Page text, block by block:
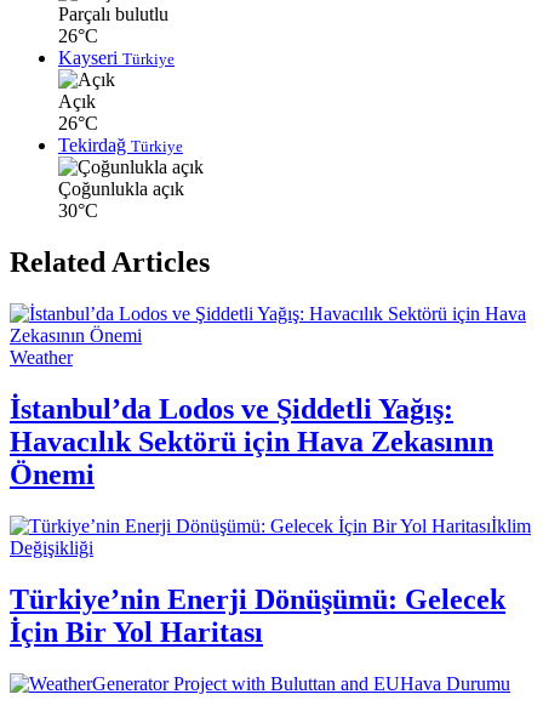
Parçalı bulutlu
26°C
Kayseri Türkiye
Açık
26°C
Tekirdağ Türkiye
Çoğunlukla açık
30°C
Related Articles
Weather
İstanbul’da Lodos ve Şiddetli Yağış:
Havacılık Sektörü için Hava Zekasının
Önemi
İklim
Değişikliği
Türkiye’nin Enerji Dönüşümü: Gelecek
İçin Bir Yol Haritası
Hava Durumu